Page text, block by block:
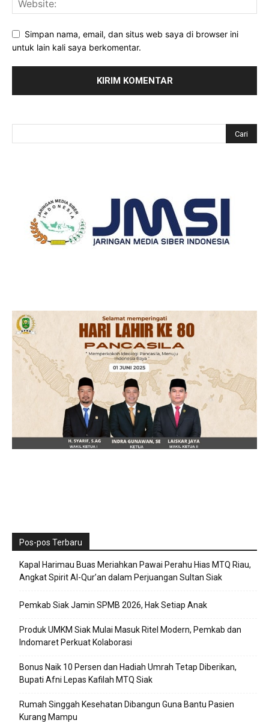
Simpan nama, email, dan situs web saya di browser ini
untuk lain kali saya berkomentar.
Pos-pos Terbaru
Kapal Harimau Buas Meriahkan Pawai Perahu Hias MTQ Riau,
Angkat Spirit Al-Qur’an dalam Perjuangan Sultan Siak
Pemkab Siak Jamin SPMB 2026, Hak Setiap Anak
Produk UMKM Siak Mulai Masuk Ritel Modern, Pemkab dan
Indomaret Perkuat Kolaborasi
Bonus Naik 10 Persen dan Hadiah Umrah Tetap Diberikan,
Bupati Afni Lepas Kafilah MTQ Siak
Rumah Singgah Kesehatan Dibangun Guna Bantu Pasien
Kurang Mampu